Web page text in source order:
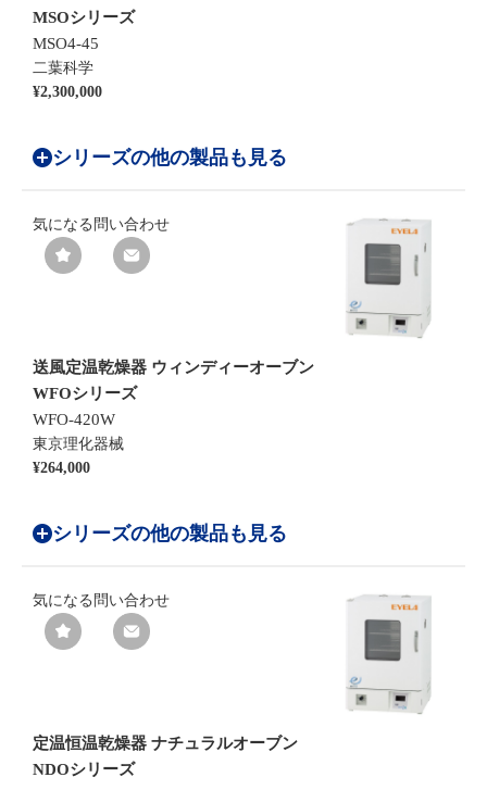
MSOシリーズ
MSO4-45
二葉科学
¥2,300,000
シリーズの他の製品も見る
気になる 問い合わせ
送風定温乾燥器 ウィンディーオーブン
WFOシリーズ
WFO-420W
東京理化器械
¥264,000
シリーズの他の製品も見る
気になる 問い合わせ
定温恒温乾燥器 ナチュラルオーブン
NDOシリーズ